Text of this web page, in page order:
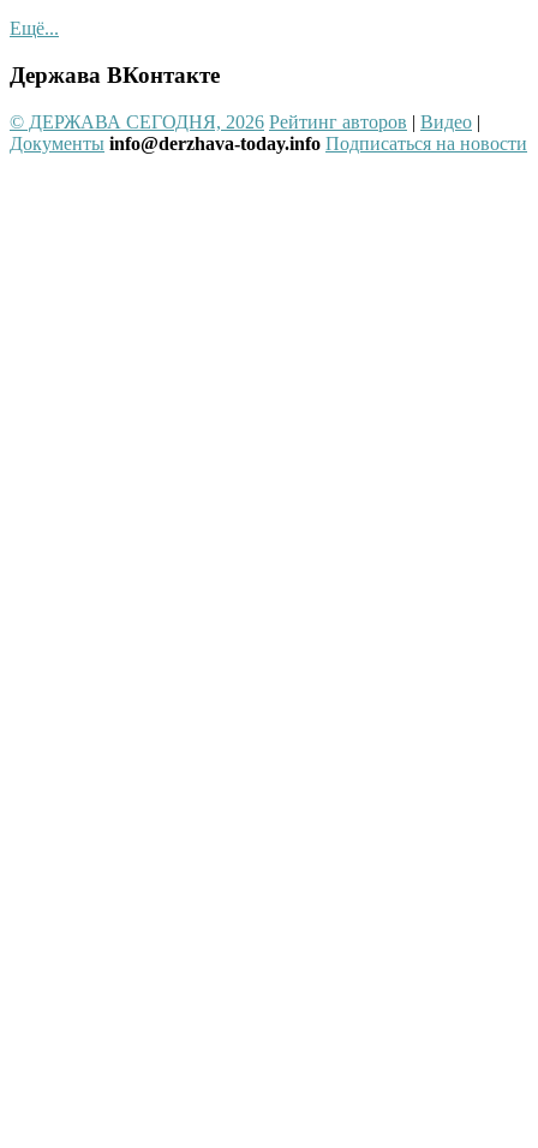
Ещё...
Держава ВКонтакте
© ДЕРЖАВА СЕГОДНЯ, 2026 Рейтинг авторов | Видео |
Документы info@derzhava-today.info Подписаться на новости